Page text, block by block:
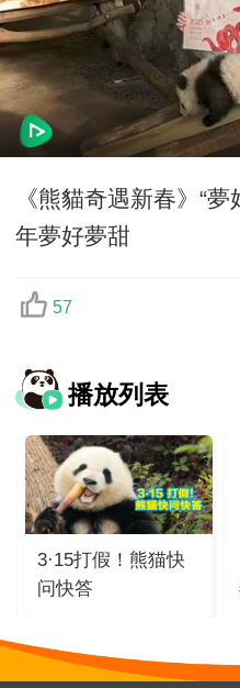
《熊貓奇遇新春》“夢
年夢好夢甜
57
播放列表
3·15打假！熊猫快
问快答